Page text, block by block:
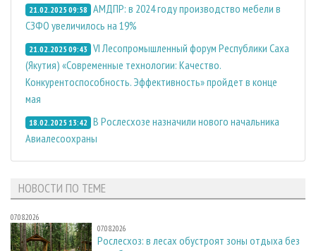
21.02.2025 09:58 АМДПР: в 2024 году производство мебели в
СЗФО увеличилось на 19%
21.02.2025 09:43 VI Лесопромышленный форум Республики Саха
(Якутия) «Современные технологии: Качество.
Конкурентоспособность. Эффективность» пройдет в конце
мая
18.02.2025 13:42 В Рослесхозе назначили нового начальника
Авиалесоохраны
НОВОСТИ ПО ТЕМЕ
07.08.2026
07.08.2026
Рослесхоз: в лесах обустроят зоны отдыха без